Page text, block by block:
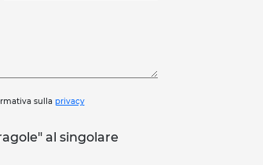
sulla privacy
al singolare